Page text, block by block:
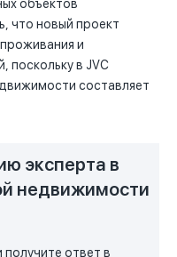
объектов
что новый проект
и
поскольку в JVC
составляет
эксперта в
недвижимости
получите ответ в